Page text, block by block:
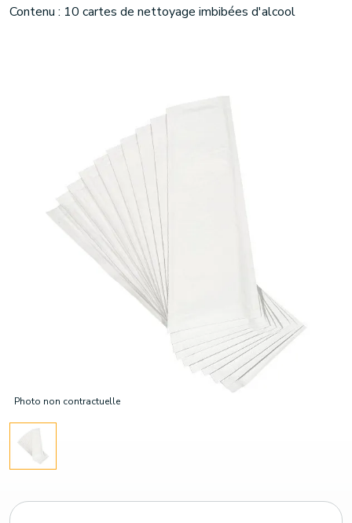
Photo non contractuelle
Contenu : 10 cartes de nettoyage imbibées d'alcool